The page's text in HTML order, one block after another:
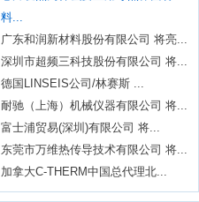
料...
广东和润新材料股份有限公司 将亮...
深圳市超频三科技股份有限公司 将...
德国LINSEIS公司/林赛斯 ...
耐驰（上海）机械仪器有限公司 将...
富士浦贸易(深圳)有限公司 将...
东莞市万维热传导技术有限公司 将...
加拿大C-THERM中国总代理北...